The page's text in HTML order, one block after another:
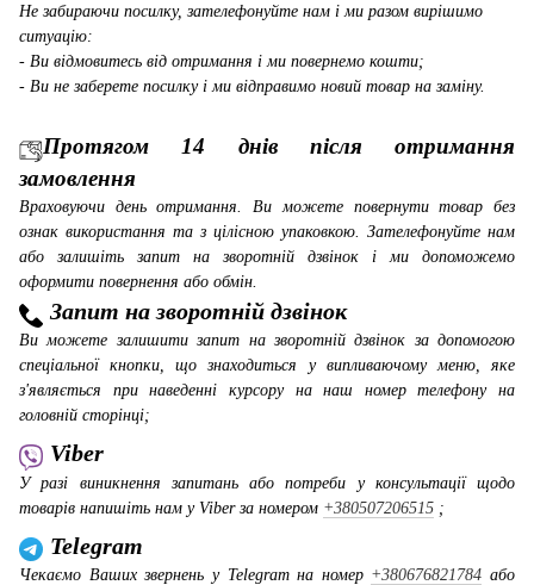
Не забираючи посилку, зателефонуйте нам і ми разом вирішимо
ситуацію:
- Ви відмовитесь від отримання і ми повернемо кошти;
- Ви не заберете посилку і ми відправимо новий товар на заміну.
Протягом 14 днів після отримання
замовлення
Враховуючи день отримання. Ви можете повернути товар без
ознак використання та з цілісною упаковкою. Зателефонуйте нам
або залишіть запит на зворотній дзвінок і ми допоможемо
оформити повернення або обмін.
Запит на зворотній дзвінок
Ви можете залишити запит на зворотній дзвінок за допомогою
спеціальної кнопки, що знаходиться у випливаючому меню, яке
з'являється при наведенні курсору на наш номер телефону на
головній сторінці;
Viber
У разі виникнення запитань або потреби у консультації щодо
товарів напишіть нам у Viber за номером +380507206515 ;
Telegram
Чекаємо Ваших звернень у Telegram на номер +380676821784 або